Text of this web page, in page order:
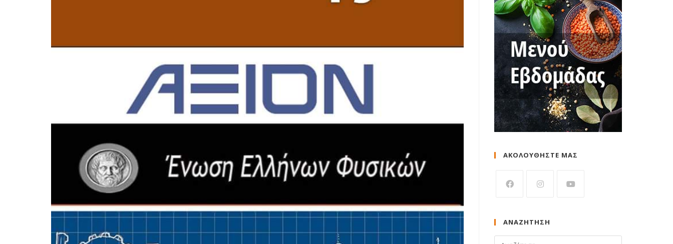
ΑΚΟΛΟΥΘΗΣΤΕ ΜΑΣ
ΑΝΑΖΉΤΗΣΗ